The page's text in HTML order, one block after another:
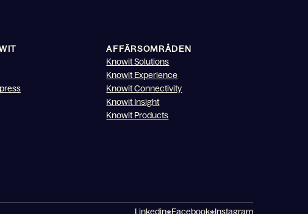
AFFÄRSOMRÅDEN
Knowit Solutions
Knowit Experience
Knowit Connectivity
Knowit Insight
Knowit Products
Linkedin Facebook Instagram